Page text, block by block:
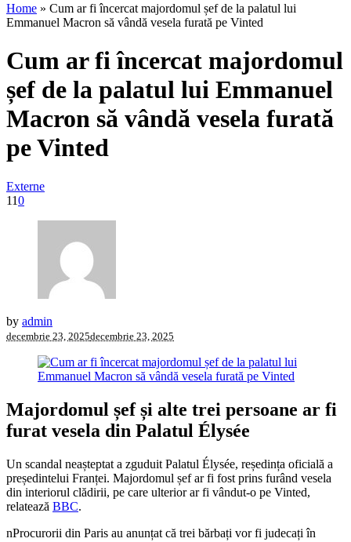
Home » Cum ar fi încercat majordomul șef de la palatul lui
Emmanuel Macron să vândă vesela furată pe Vinted
Cum ar fi încercat majordomul
șef de la palatul lui Emmanuel
Macron să vândă vesela furată
pe Vinted
Externe
110
by admin
decembrie 23, 2025decembrie 23, 2025
Majordomul șef și alte trei persoane ar fi
furat vesela din Palatul Élysée
Un scandal neașteptat a zguduit Palatul Élysée, reședința oficială a
președintelui Franței. Majordomul șef ar fi fost prins furând vesela
din interiorul clădirii, pe care ulterior ar fi vândut-o pe Vinted,
relatează BBC.
nProcurorii din Paris au anunțat că trei bărbați vor fi judecați în